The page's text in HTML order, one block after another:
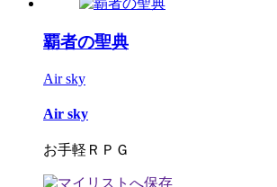
覇者の聖典
Air sky
Air sky
お手軽ＲＰＧ